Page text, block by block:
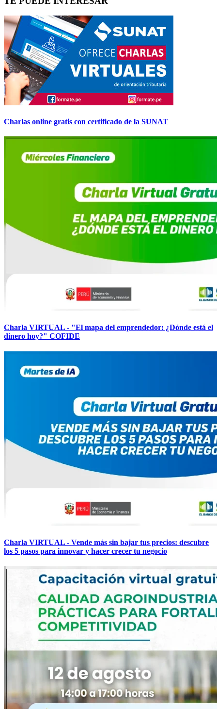
Charlas online gratis con certificado de la SUNAT
Charla VIRTUAL - "El mapa del emprendedor: ¿Dónde está el
dinero hoy?" COFIDE
Charla VIRTUAL - Vende más sin bajar tus precios: descubre
los 5 pasos para innovar y hacer crecer tu negocio